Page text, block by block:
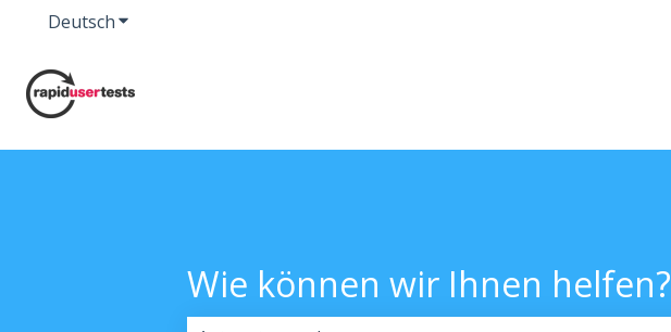
DeutschUntermenü für Übersetzungen anzeigen
Wie können wir Ihnen helfen?